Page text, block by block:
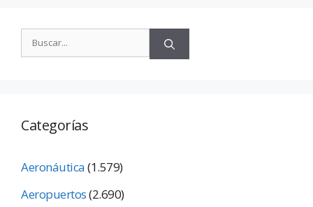
Categorías
Aeronáutica(1.579)
Aeropuertos(2.690)